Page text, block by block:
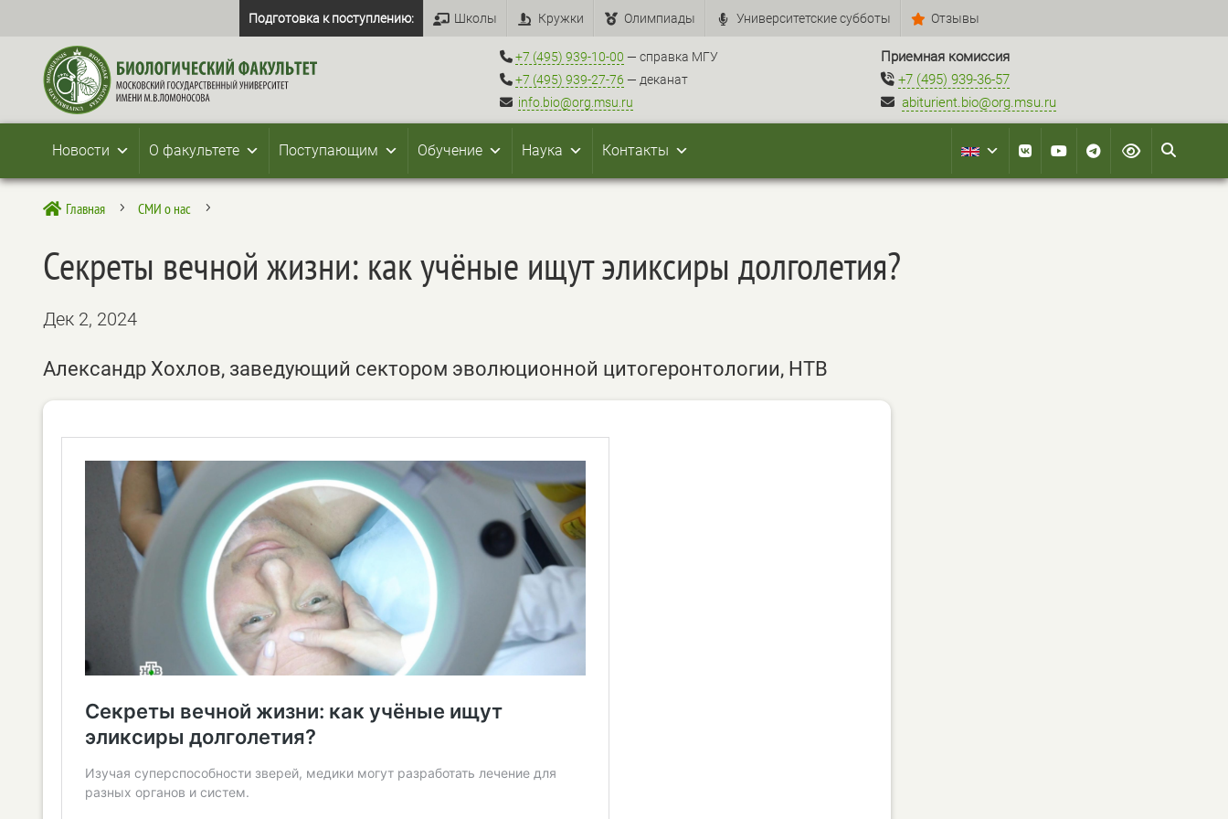
Подготовка к поступлению: Школы Кружки Олимпиады Университетские субботы Отзывы
+7 (495) 939-10-00 — справка МГУ
+7 (495) 939-27-76 — деканат
info.bio@org.msu.ru
Приемная комиссия
+7 (495) 939-36-57
abiturient.bio@org.msu.ru
Новости О факультете Поступающим Обучение Наука Контакты
 Главная 5 СМИ о нас 5
Секреты вечной жизни: как учёные ищут эликсиры долголетия?
Дек 2, 2024
Александр Хохлов, заведующий сектором эволюционной цитогеронтологии, НТВ